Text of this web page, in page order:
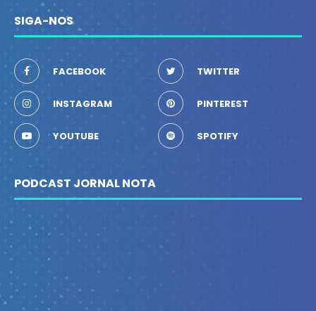
SIGA-NOS
FACEBOOK TWITTER
INSTAGRAM PINTEREST
YOUTUBE SPOTIFY
PODCAST JORNAL NOTA